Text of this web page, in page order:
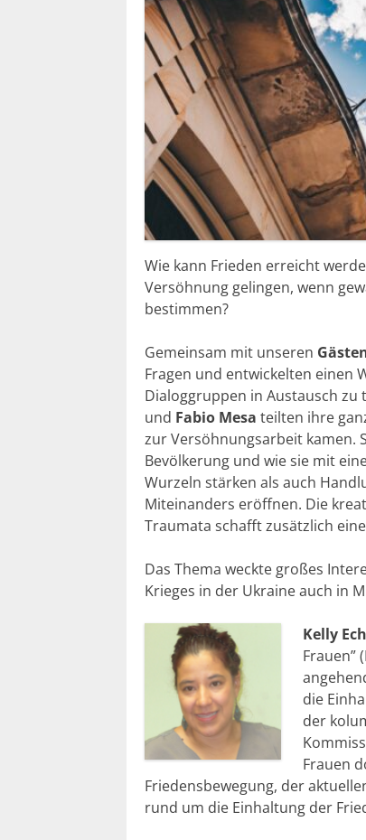
Wie kann Frieden erreicht
Versöhnung gelingen, wenn
bestimmen?
Gemeinsam mit unseren
Fragen und entwickelten einen
Dialoggruppen in Austausch zu
und Fabio Mesa teilten ihre
zur Versöhnungsarbeit kamen.
Bevölkerung und wie sie mit
Wurzeln stärken als auch
Miteinanders eröffnen. Die
Traumata schafft zusätzlich
Das Thema weckte großes
Krieges in der Ukraine auch in
Kelly
Frauen”
die
der
Frauen
Friedensbewegung, der
rund um die Einhaltung der